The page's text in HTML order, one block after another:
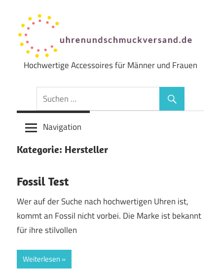
Inhalt
springen
Uhren
Schmuck
Versand
Hochwertige Accessoires für Männer und Frauen
Navigation
Kategorie: Hersteller
Fossil Test
Wer auf der Suche nach hochwertigen Uhren ist,
kommt an Fossil nicht vorbei. Die Marke ist bekannt
für ihre stilvollen
Weiterlesen